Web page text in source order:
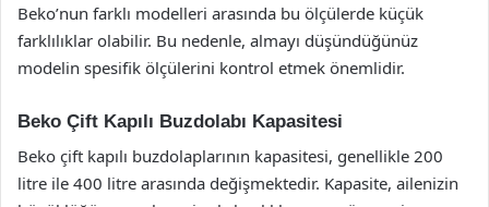
Beko’nun farklı modelleri arasında bu ölçülerde küçük
farklılıklar olabilir. Bu nedenle, almayı düşündüğünüz
modelin spesifik ölçülerini kontrol etmek önemlidir.
Beko Çift Kapılı Buzdolabı Kapasitesi
Beko çift kapılı buzdolaplarının kapasitesi, genellikle 200
litre ile 400 litre arasında değişmektedir. Kapasite, ailenizin